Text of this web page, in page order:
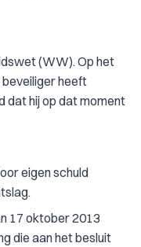
(WW). Op het
heeft
dat hij op dat moment
eigen schuld
17 oktober 2013
die aan het besluit